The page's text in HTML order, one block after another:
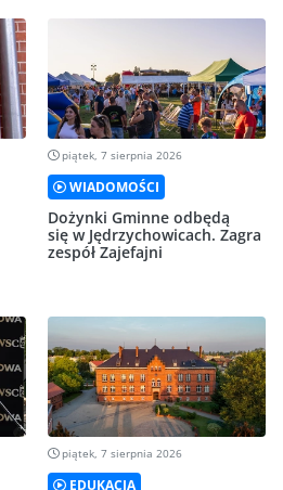
piątek, 7 sierpnia 2026
WIADOMOŚCI
Dożynki Gminne odbędą
się w Jędrzychowicach. Zagra
zespół Zajefajni
piątek, 7 sierpnia 2026
EDUKACJA